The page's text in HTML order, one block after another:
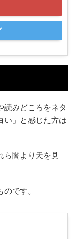
読みどころをネタ
い」と感じた方は
ら闇より天を見
です。